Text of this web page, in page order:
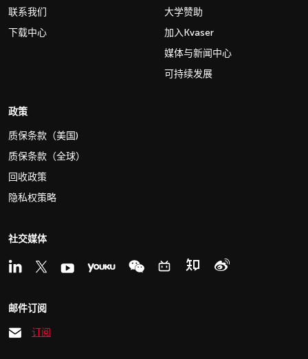
联系我们
下载中心
大学赞助
加入Kvaser
媒体与新闻中心
可持续发展
政策
质保条款（美国)
质保条款（全球）
回收政策
隐私权策略
社交媒体
邮件订阅
订阅